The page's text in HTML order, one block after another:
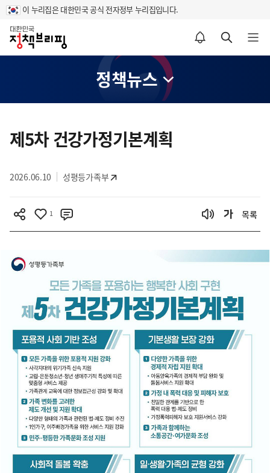
이 누리집은 대한민국 공식 전자정부 누리집입니다.
홈
알림설정 바로가기 검색 바로가기 메뉴 열기
정책뉴스
텐
츠
역
제5차 건강가정기본계획
2026.06.10 성평등가족부
1 목록